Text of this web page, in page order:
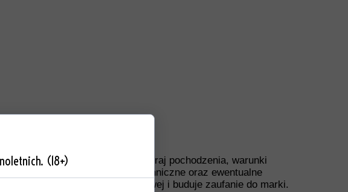
użytkowania, wymiary i waga, kraj pochodzenia, warunki
standardami, dane techniczne oraz ewentualne
im podjęcie decyzji zakupowej i buduje zaufanie do marki.
(18+)